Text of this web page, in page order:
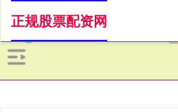
正规股票配资网